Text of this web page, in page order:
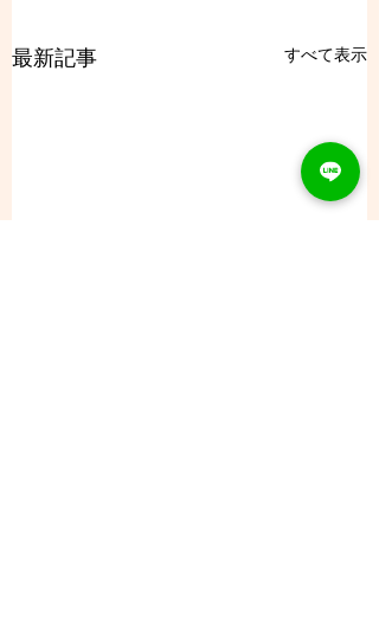
最新記事 すべて表示